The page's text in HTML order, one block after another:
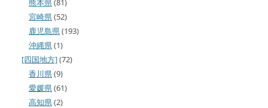
宮崎県(52)
鹿児島県(193)
沖縄県(1)
[四国地方](72)
香川県(9)
愛媛県(61)
高知県(2)